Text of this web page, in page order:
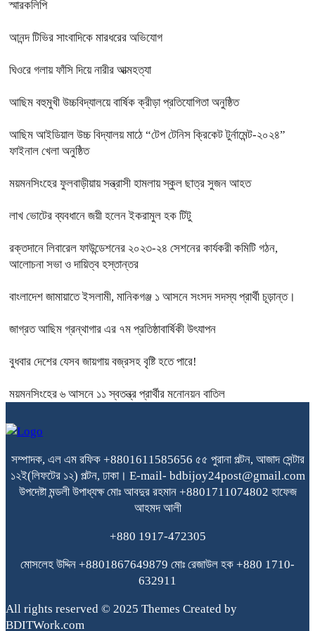
স্মারকলিপি
আনন্দ টিভির সাংবাদিকে মারধরের অভিযোগ
ঘিওরে গলায় ফাঁসি দিয়ে নারীর আত্মহত্যা
আছিম বহুমুখী উচ্চবিদ্যালয়ে বার্ষিক ক্রীড়া প্রতিযোগিতা অনুষ্ঠিত
আছিম আইডিয়াল উচ্চ বিদ্যালয় মাঠে “টেপ টেনিস ক্রিকেট টুর্নামেন্ট-২০২৪”
ফাইনাল খেলা অনুষ্ঠিত
ময়মনসিংহের ফুলবাড়ীয়ায় সন্ত্রাসী হামলায় স্কুল ছাত্র সুজন আহত
লাখ ভোটের ব্যবধানে জয়ী হলেন ইকরামুল হক টিটু
রক্তদানে লিবারেল ফাউন্ডেশনের ২০২৩-২৪ সেশনের কার্যকরী কমিটি গঠন,
আলোচনা সভা ও দায়িত্ব হস্তান্তর
বাংলাদেশ জামায়াতে ইসলামী, মানিকগঞ্জ ১ আসনে সংসদ সদস্য প্রার্থী চূড়ান্ত।
জাগ্রত আছিম গ্রন্থাগার এর ৭ম প্রতিষ্ঠাবার্ষিকী উৎযাপন
বুধবার দেশের যেসব জায়গায় বজ্রসহ বৃষ্টি হতে পারে!
ময়মনসিংহের ৬ আসনে ১১ স্বতন্ত্র প্রার্থীর মনোনয়ন বাতিল
সম্পাদক, এল এম রফিক +8801611585656 ৫৫ পুরানা পল্টন, আজাদ সেন্টার
১২ই(লিফটের ১২) পল্টন, ঢাকা। E-mail- bdbijoy24post@gmail.com
উপদেষ্টা মন্ডলী উপাধ্যক্ষ মোঃ আবদুর রহমান +8801711074802 হাফেজ
আহমদ আলী
+880 1917-472305
মোসলেহ উদ্দিন +8801867649879 মোঃ রেজাউল হক +880 1710-
632911
All rights reserved © 2025 Themes Created by
BDITWork.com